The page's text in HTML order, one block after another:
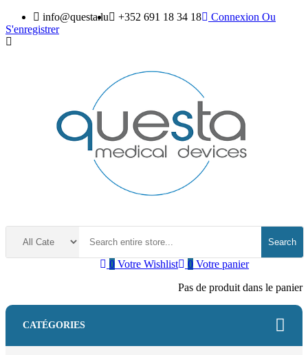
info@questa.lu +352 691 18 34 18 Connexion Ou
S'enregistrer
Search
0 Votre panier
Pas de produit dans le panier
0 Votre Wishlist
CATÉGORIES